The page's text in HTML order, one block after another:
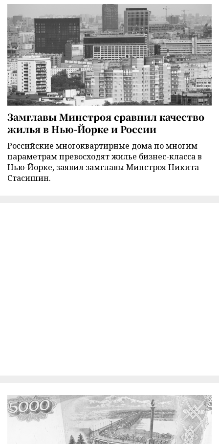
Замглавы Минстроя сравнил качество
жилья в Нью-Йорке и России
Российские многоквартирные дома по многим
параметрам превосходят жилье бизнес-класса в
Нью-Йорке, заявил замглавы Минстроя Никита
Стасишин.